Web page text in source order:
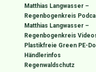
Matthias Langwasser –
Regenbogenkreis
Matthias Langwasser –
Regenbogenkreis
Plastikfreie Green PE-
Händlerinfos
Regenwaldschutz